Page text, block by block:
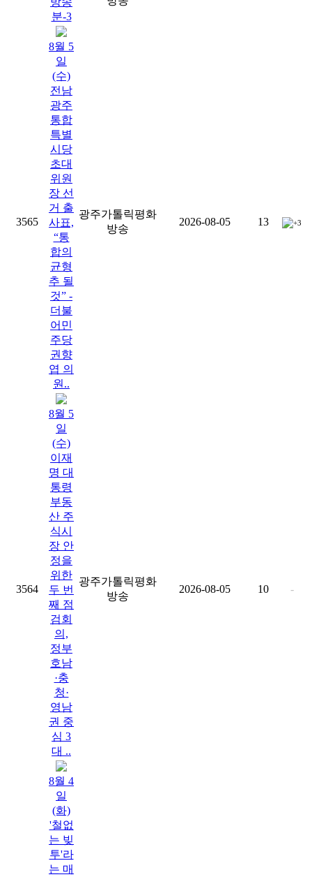
분-3
3565
8월 5
일
(수)
전남
광주
통합
특별
시당
초대
위원
장 선
거 출
사표,
“통
합의
균형
추 될
것” -
더불
어민
주당
권향
엽 의
원..
광주가톨릭평화
방송
2026-08-05 13 +3
3564
8월 5
일
(수)
이재
명 대
통령
부동
산 주
식시
장 안
정을
위한
두 번
째 점
검회
의,
정부
호남
·충
청·
영남
권 중
심 3
대 ..
광주가톨릭평화
방송
2026-08-05 10 -
8월 4
일
(화)
'철없
는 빚
투'라
는 매